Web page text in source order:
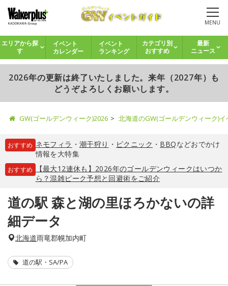
MENU
エリアから探
す
イベント
カレンダー
イベント
ランキング
カテゴリ別
おすすめ
最新
ニュース
2026年の更新は終了いたしました。来年（2027年）も
どうぞよろしくお願いします。
GW(ゴールデンウィーク)2026 北海道のGW(ゴールデンウィーク)
おすすめ ネモフィラ ・ 潮干狩り ・ ピクニック ・ BBQなどおでかけ
情報を大特集
おすすめ
【最大12連休も】2026年のゴールデンウィークはいつか
ら？混雑ピーク予想と回避術をご紹介
道の駅 森と湖の里ほろかないの詳
細データ
北海道雨竜郡幌加内町
道の駅・SA/PA